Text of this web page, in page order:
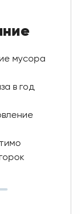
мусора
в год